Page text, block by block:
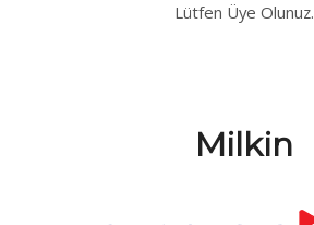
Lütfen Üye Olunuz.
Milkin